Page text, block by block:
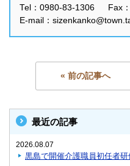
Tel：0980-83-1306 Fax
E-mail：
« 前の記事へ
最近の記事
2026.08.07
黒島で開催介護職員初任者